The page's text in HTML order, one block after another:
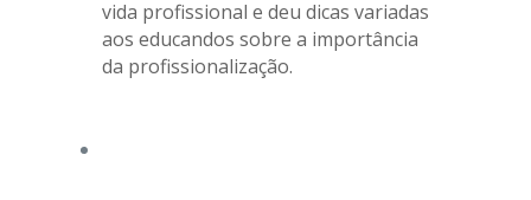
vida profissional e deu dicas variadas
aos educandos sobre a importância
da profissionalização.